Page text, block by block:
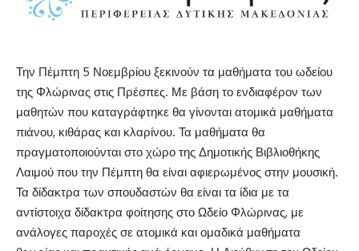
Την Πέμπτη 5 Νοεμβρίου ξεκινούν τα μαθήματα του ωδείου
της Φλώρινας στις Πρέσπες. Με βάση το ενδιαφέρον των
μαθητών που καταγράφτηκε θα γίνονται ατομικά μαθήματα
πιάνου, κιθάρας και κλαρίνου. Τα μαθήματα θα
πραγματοποιούνται στο χώρο της Δημοτικής Βιβλιοθήκης
Λαιμού που την Πέμπτη θα είναι αφιερωμένος στην μουσική.
Τα δίδακτρα των σπουδαστών θα είναι τα ίδια με τα
αντίστοιχα δίδακτρα φοίτησης στο Ωδείο Φλώρινας, με
ανάλογες παροχές σε ατομικά και ομαδικά μαθήματα